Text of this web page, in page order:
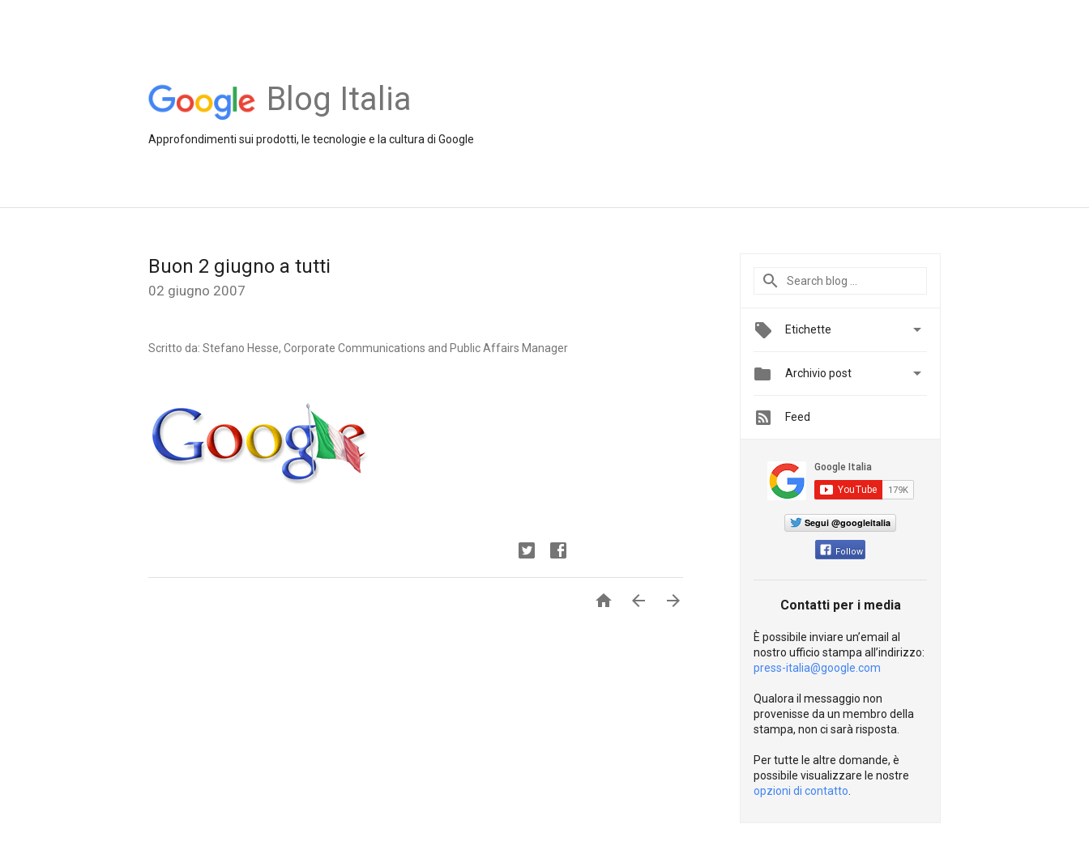
Blog Italia
Approfondimenti sui prodotti, le tecnologie e la cultura di Google
Buon 2 giugno a tutti
02 giugno 2007
Scritto da: Stefano Hesse, Corporate Communications and Public Affairs Manager
  
Etichette 
 Archivio post 
Feed
Segui @googleitalia
Follow
Contatti per i media
È possibile inviare un’email al
nostro ufficio stampa all’indirizzo:
press-italia@google.com
Qualora il messaggio non
provenisse da un membro della
stampa, non ci sarà risposta.
Per tutte le altre domande, è
possibile visualizzare le nostre
opzioni di contatto